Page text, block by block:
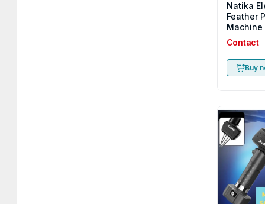
Natika
Feather
Machine
Clamps
Contact
Buy